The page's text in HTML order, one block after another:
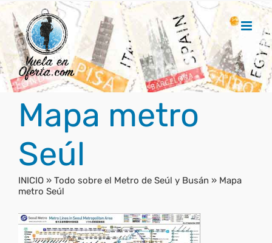
Saltar
contenido
Mapa metro
Seúl
INICIO » Todo sobre el Metro de Seúl y Busán » Mapa
metro Seúl